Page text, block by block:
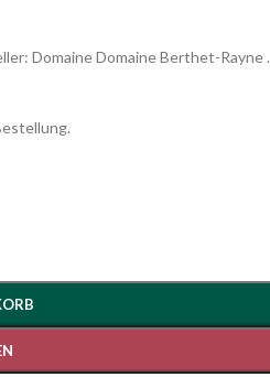
Domaine Domaine Berthet-Rayne .